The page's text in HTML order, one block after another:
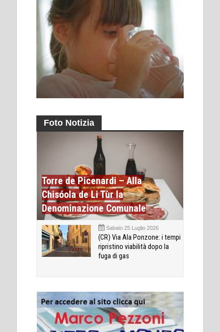
Foto Notizia
Torre de Picenardi – Alla
Chisóola de Li Tùr la
Denominazione Comunale
Sabato 25 Luglio 2026
(CR) Via Ala Ponzone: i tempi
ripristino viabilità dopo la
fuga di gas